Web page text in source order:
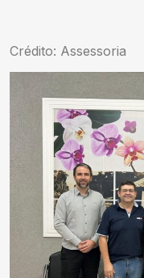
Crédito: Assessoria